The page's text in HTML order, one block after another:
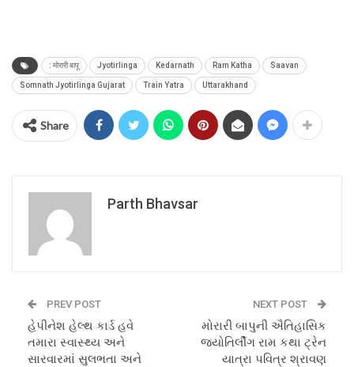
: मोरारी बापू Jyotirlinga Kedarnath Ram Katha Saavan
Somnath Jyotirlinga Gujarat Train Yatra Uttarakhand
Share
Parth Bhavsar
PREV POST
હેપીનેશ હેલ્થ કાર્ડ હવે
તમારા સ્વાસ્થ્ય અને
સારવારમાં સુલભતા અને
NEXT POST
મોરારી બાપુની ઐતિહાસિક
જ્યોતિર્લીંગ રામ કથા ટ્રેન
યાત્રા પવિત્ર શ્રાવણ